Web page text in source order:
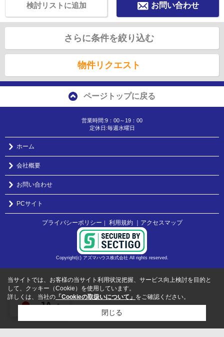
JA
お問い合わせ
検討リストに追加
さらに条件を絞り込む
物件リクエスト
ページトップに戻る
営業時間:9：00～19：00
定休日:毎週水曜日
ホーム
会社概要
お問い合わせ
PCサイト
プライバシーポリシー ｜ 利用規約 ｜アクセスマップ
Copyright(c) アズマハウス株式会社 All rights reserved.
当サイトでは、お客様の当サイト利用状況把握、サービス向上検討を目的と
して、クッキー（Cookie）を使用しています。
詳しくは、当社の 「Cookieの取扱いについて」 をご確認ください。
閉じる